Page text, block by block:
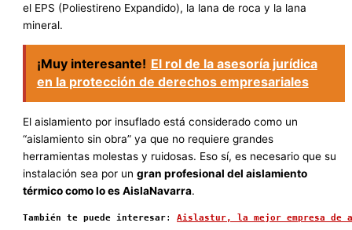
el EPS (Poliestireno Expandido), la lana de roca y la lana
mineral.
¡Muy interesante! El rol de la asesoría jurídica
en la protección de derechos empresariales
El aislamiento por insuflado está considerado como un
“aislamiento sin obra” ya que no requiere grandes
herramientas molestas y ruidosas. Eso sí, es necesario que su
instalación sea por ungran profesional del aislamiento
térmico como lo es AislaNavarra.
También te puede interesar: Aislastur, la mejor empresa de